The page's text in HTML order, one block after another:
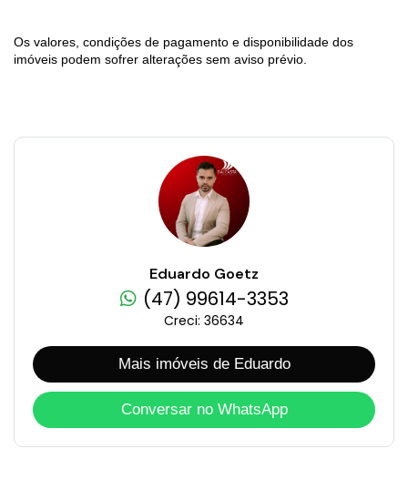
Os valores, condições de pagamento e disponibilidade dos
imóveis podem sofrer alterações sem aviso prévio.
Eduardo Goetz
(47) 99614-3353
Creci: 36634
Mais imóveis de Eduardo
Conversar no WhatsApp